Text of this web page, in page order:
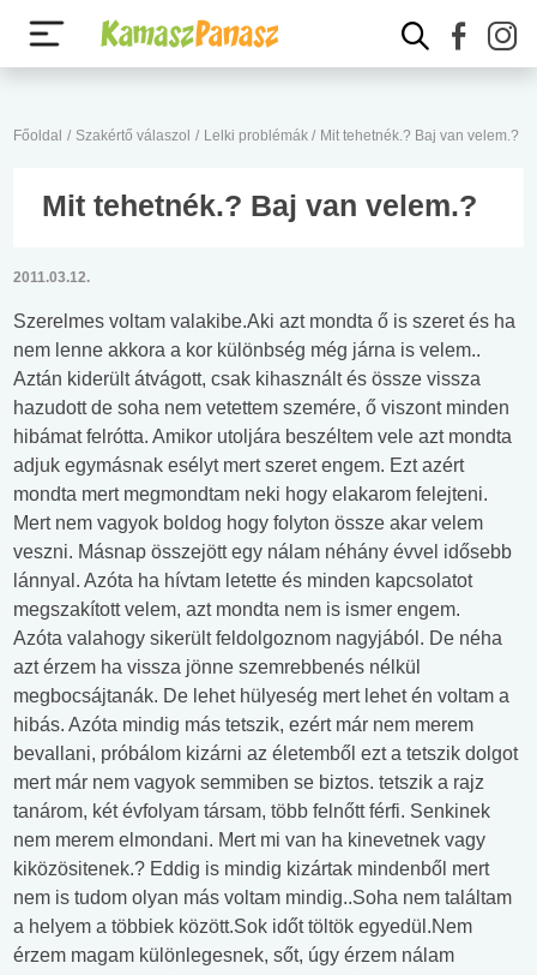
Főoldal / Szakértő válaszol / Lelki problémák / Mit tehetnék.? Baj van velem.?
Mit tehetnék.? Baj van velem.?
2011.03.12.
Szerelmes voltam valakibe.Aki azt mondta ő is szeret és ha
nem lenne akkora a kor különbség még járna is velem..
Aztán kiderült átvágott, csak kihasznált és össze vissza
hazudott de soha nem vetettem szemére, ő viszont minden
hibámat felrótta. Amikor utoljára beszéltem vele azt mondta
adjuk egymásnak esélyt mert szeret engem. Ezt azért
mondta mert megmondtam neki hogy elakarom felejteni.
Mert nem vagyok boldog hogy folyton össze akar velem
veszni. Másnap összejött egy nálam néhány évvel idősebb
lánnyal. Azóta ha hívtam letette és minden kapcsolatot
megszakított velem, azt mondta nem is ismer engem.
Azóta valahogy sikerült feldolgoznom nagyjából. De néha
azt érzem ha vissza jönne szemrebbenés nélkül
megbocsájtanák. De lehet hülyeség mert lehet én voltam a
hibás. Azóta mindig más tetszik, ezért már nem merem
bevallani, próbálom kizárni az életemből ezt a tetszik dolgot
mert már nem vagyok semmiben se biztos. tetszik a rajz
tanárom, két évfolyam társam, több felnőtt férfi. Senkinek
nem merem elmondani. Mert mi van ha kinevetnek vagy
kiközösitenek.? Eddig is mindig kizártak mindenből mert
nem is tudom olyan más voltam mindig..Soha nem találtam
a helyem a többiek között.Sok időt töltök egyedül.Nem
érzem magam különlegesnek, sőt, úgy érzem nálam